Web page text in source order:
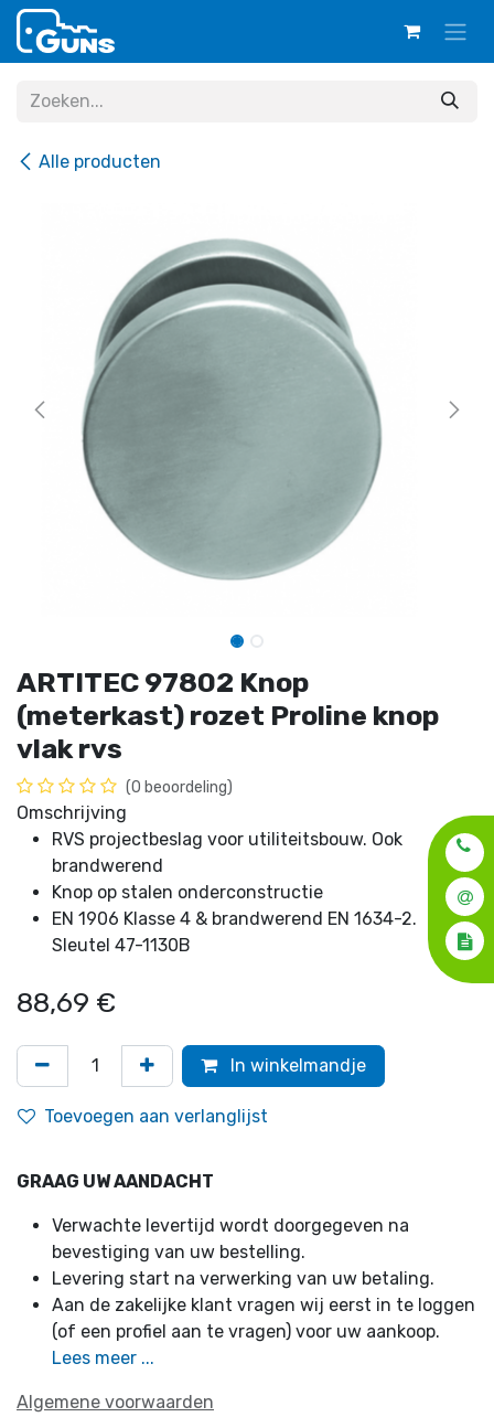
Overslaan naar inhoud
Alle producten
ARTITEC 97802 Knop
(meterkast) rozet Proline knop
vlak rvs
(0 beoordeling)
Omschrijving
RVS projectbeslag voor utiliteitsbouw. Ook
brandwerend
Knop op stalen onderconstructie
EN 1906 Klasse 4 & brandwerend EN 1634-2.
Sleutel 47-1130B
88,69 €
In winkelmandje
Toevoegen aan verlanglijst
GRAAG UW AANDACHT
Verwachte levertijd wordt doorgegeven na
bevestiging van uw bestelling.
Levering start na verwerking van uw betaling.
Aan de zakelijke klant vragen wij eerst in te loggen
(of een profiel aan te vragen) voor uw aankoop.
Lees meer ...
Algemene voorwaarden